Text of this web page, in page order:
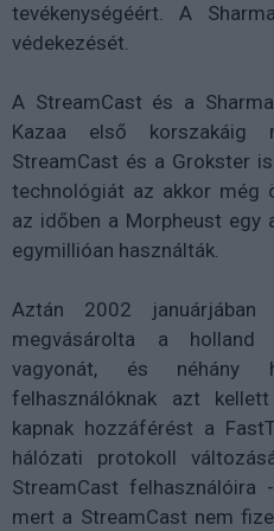
tevékenységéért. A
védekezését.
A StreamCast és a
Kazaa első korszakáig
StreamCast és a Grokster
technológiát az akkor még
az időben a Morpheust
egymillióan használták.
Aztán 2002
megvásárolta a holland
vagyonát, és
felhasználóknak azt
kapnak hozzáférést a
hálózati protokoll
StreamCast
mert a StreamCast nem